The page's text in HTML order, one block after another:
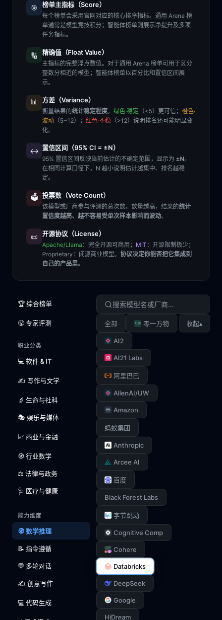
🎯 榜单主指标（Score）
每个榜单会采用官网对应的核心排序指标。通用 Arena 榜
单通常是模型竞技积分；智能体榜单则展示净提升及多项
任务指标。
🔢 精确值（Float Value）
主指标的完整浮点数值。对于通用 Arena 榜单可用于区分
整数分相近的模型；智能体榜单以百分比和置信区间展
示。
📊 方差（Variance）
衡量结果的统计稳定程度。 绿色·稳定 （<5）更可信； 橙色·
波动 （5~12）； 红色·不稳 （>12）说明排名还可能明显变
化。
↔️ 置信区间（95% CI = ±N）
95% 置信区间反映当前估计的不确定范围，显示为 ±N。
在相同计算口径下，N 越小说明估计越集中、排名越稳
定。
🗳️ 投票数（Vote Count）
该模型或厂商参与评测的总次数。数量越高，结果的统计
置信度越高、越不容易受单次样本影响而波动。
📜 开源协议（License）
Apache/Llama ：完全开源可商用； MIT ：开源限制极少；
Proprietary ：闭源商业模型。 协议决定你能否把它集成到
自己的产品里。
🏆 综合榜单
😤 专家评测
职业分类
💻 软件 & IT
✍️ 写作与文学
🔬 生命与社科
🎭 娱乐与媒体
📈 商业与金融
🧭 行业数学
⚖️ 法律与政务
🩺 医疗与健康
能力维度
🧭 数学推理
📝 指令遵循
💬 多轮对话
✍️ 创意写作
💻 代码生成
全部 零一万物
AI2
AI21 Labs
阿里巴巴
AllenAI/UW
Amazon
蚂蚁集团
Anthropic
Arcee AI
百度
Black Forest Labs
字节跳动
Cognitive Comp
Cohere
Databricks
DeepSeek
Google
HiDream
收起▴